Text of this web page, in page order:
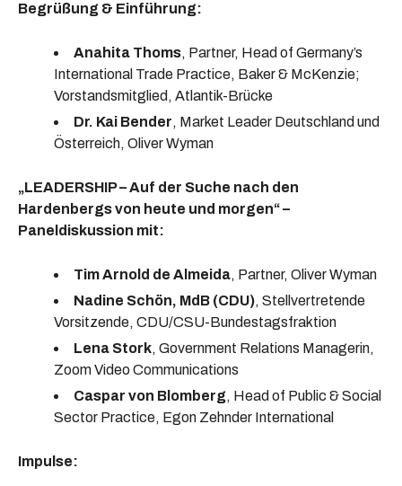
Begrüßung & Einführung:
Anahita Thoms, Partner, Head of Germany’s
International Trade Practice, Baker & McKenzie;
Vorstandsmitglied, Atlantik-Brücke
Dr. Kai Bender, Market Leader Deutschland und
Österreich, Oliver Wyman
„LEADERSHIP – Auf der Suche nach den
Hardenbergs von heute und morgen“ –
Paneldiskussion mit:
Tim Arnold de Almeida, Partner, Oliver Wyman
Nadine Schön, MdB (CDU), Stellvertretende
Vorsitzende, CDU/CSU-Bundestagsfraktion
Lena Stork, Government Relations Managerin,
Zoom Video Communications
Caspar von Blomberg, Head of Public & Social
Sector Practice, Egon Zehnder International
Impulse: